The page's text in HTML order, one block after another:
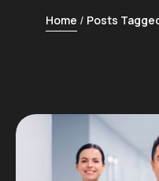
Home Posts Tagged